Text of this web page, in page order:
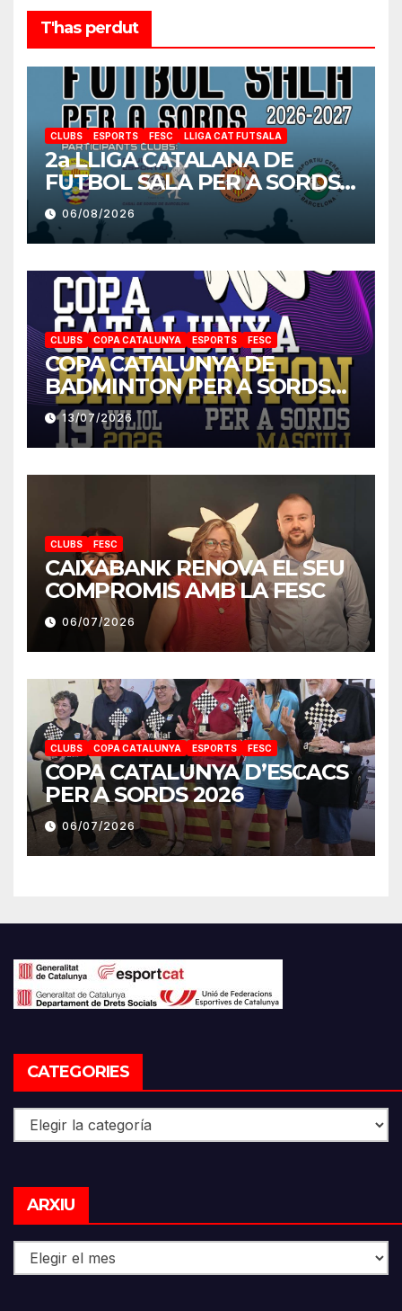
T'has perdut
CLUBS ESPORTS FESC LLIGA CAT FUTSALA
2a LLIGA CATALANA DE
FUTBOL SALA PER A SORDS
2026-2027
06/08/2026
CLUBS COPA CATALUNYA ESPORTS FESC
COPA CATALUNYA DE
BADMINTON PER A SORDS
2026
13/07/2026
CLUBS FESC
CAIXABANK RENOVA EL SEU
COMPROMIS AMB LA FESC
06/07/2026
CLUBS COPA CATALUNYA ESPORTS FESC
COPA CATALUNYA D’ESCACS
PER A SORDS 2026
06/07/2026
CATEGORIES
Categories
ARXIU